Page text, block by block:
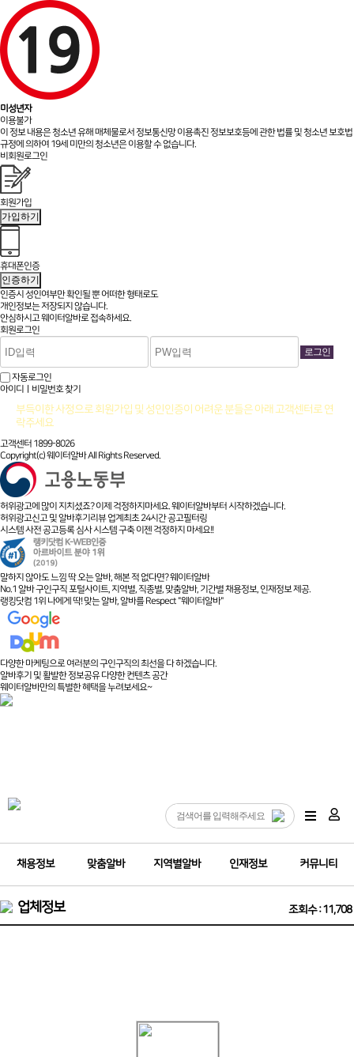
미성년자
이용불가
이 정보 내용은 청소년 유해 매체물로서 정보통신망 이용촉진 정보보호등에 관한 법률 및 청소년 보호법
규정에 의하여 19세 미만의 청소년은 이용할 수 없습니다.
비회원로그인
회원가입
가입하기
휴대폰인증
인증하기
인증시 성인여부만 확인될 뿐어떠한 형태로도
개인정보는 저장되지 않습니다.
안심하시고 웨이터알바로 접속하세요.
회원로그인
자동로그인
아이디ㅣ비밀번호 찾기
부득이한 사정으로 회원가입 및 성인인증이 어려운 분들은 아래 고객센터로 연
락주세요
고객센터 1899-8026
Copyright(c) 웨이터알바 All Rights Reserved.
허위광고에 많이 지치셨죠? 이제 걱정하지마세요. 웨이터알바부터 시작하겠습니다.
허위광고신고 및 알바후기리뷰 업계최초 24시간 공고필터링
시스템 사전 공고등록 심사 시스템 구축 이젠 걱정하지 마세요!!
말하지 않아도 느낌 딱 오는 알바, 해본 적 없다면? 웨이터알바
No.1 알바 구인구직 포털사이트, 지역별, 직종별, 맞춤알바, 기간별 채용정보, 인재정보 제공.
랭킹닷컴 1위 나에게 딱! 맞는 알바, 알바를 Respect "웨이터알바"
다양한 마케팅으로 여러분의 구인구직의 최선을 다 하겠습니다.
알바후기 및 활발한 정보공유 다양한 컨텐츠 공간
웨이터알바만의 특별한 혜택을 누려보세요~
채용정보 맞춤알바 지역별알바 인재정보 커뮤니티
업체정보 조회수 : 11,708